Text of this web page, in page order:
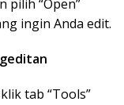
pilih “Open”
ingin Anda edit.
tab “Tools”